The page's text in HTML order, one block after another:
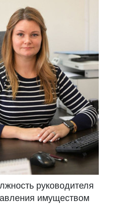
руководителя
имуществом